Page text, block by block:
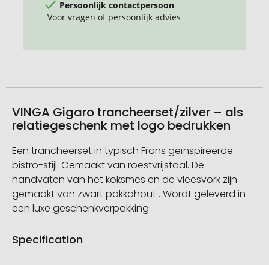
Persoonlijk contactpersoon
Voor vragen of persoonlijk advies
VINGA Gigaro trancheerset/zilver – als
relatiegeschenk met logo bedrukken
Een trancheerset in typisch Frans geïnspireerde
bistro-stijl. Gemaakt van roestvrijstaal. De
handvaten van het koksmes en de vleesvork zijn
gemaakt van zwart pakkahout . Wordt geleverd in
een luxe geschenkverpakking.
Specification